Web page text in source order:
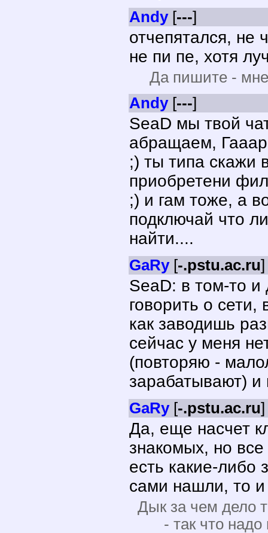
Andy[---]
отчепятался, не
не пи пе, хотя
Да пишите - мне
Andy[---]
SeaD мы твой
абращаем,
;) ты типа скажи
приобретени
;) и гам тоже, а
подключай что
найти....
GaRy[-.pstu.ac.ru]
SeaD: в том-то и
говорить о
как заводишь
сейчас у меня
(повторяю -
зарабатывают) и
GaRy[-.pstu.ac.ru]
Да, еще насчет
знакомых, но
есть какие-либо
сами нашли, то
Дык за чем дело
- так что